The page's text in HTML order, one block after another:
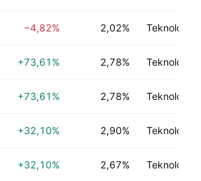
−4,82% 2,02% Teknologi
+73,61% 2,78% Teknologi
+73,61% 2,78% Teknologi
+32,10% 2,90% Teknologi
+32,10% 2,67% Teknologi